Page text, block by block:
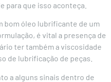
para que isso aconteça.
bom óleo lubrificante de um
é vital a presença de
ter também a viscosidade
de lubrificação de peças.
a alguns sinais dentro de